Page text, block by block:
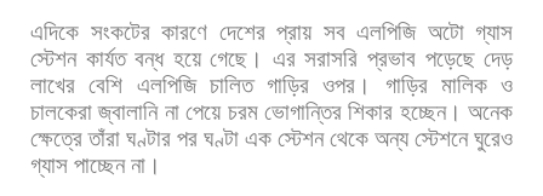
এদিকে সংকটের কারণে দেশের প্রায় সব এলপিজি অটো গ্যাস
স্টেশন কার্যত বন্ধ হয়ে গেছে। এর সরাসরি প্রভাব পড়েছে দেড়
লাখের বেশি এলপিজি চালিত গাড়ির ওপর। গাড়ির মালিক ও
চালকেরা জ্বালানি না পেয়ে চরম ভোগান্তির শিকার হচ্ছেন। অনেক
ক্ষেত্রে তাঁরা ঘণ্টার পর ঘণ্টা এক স্টেশন থেকে অন্য স্টেশনে ঘুরেও
গ্যাস পাচ্ছেন না।